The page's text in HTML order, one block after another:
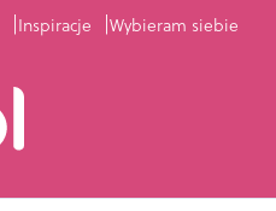
Inspiracje Wybieram siebie